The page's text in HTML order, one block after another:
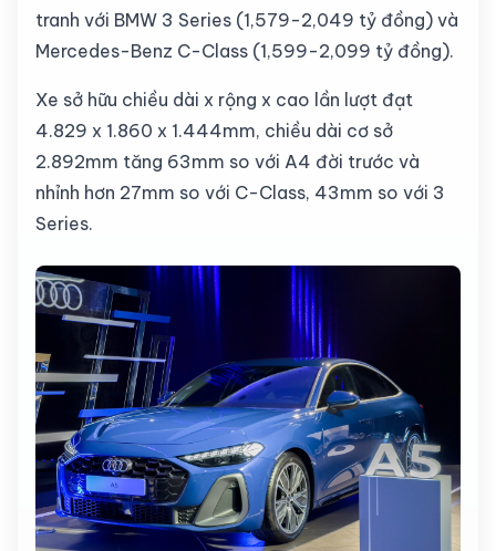
tranh với BMW 3 Series (1,579-2,049 tỷ đồng) và
Mercedes-Benz C-Class (1,599-2,099 tỷ đồng).
Xe sở hữu chiều dài x rộng x cao lần lượt đạt
4.829 x 1.860 x 1.444mm, chiều dài cơ sở
2.892mm tăng 63mm so với A4 đời trước và
nhỉnh hơn 27mm so với C-Class, 43mm so với 3
Series.